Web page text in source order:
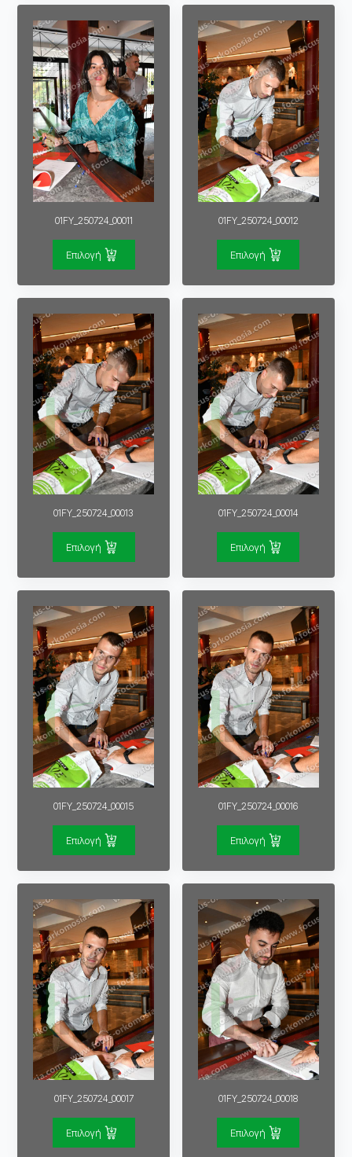
01FY_250724_00011
Επιλογή
01FY_250724_00012
Επιλογή
01FY_250724_00013
Επιλογή
01FY_250724_00014
Επιλογή
01FY_250724_00015
Επιλογή
01FY_250724_00016
Επιλογή
01FY_250724_00017
Επιλογή
01FY_250724_00018
Επιλογή